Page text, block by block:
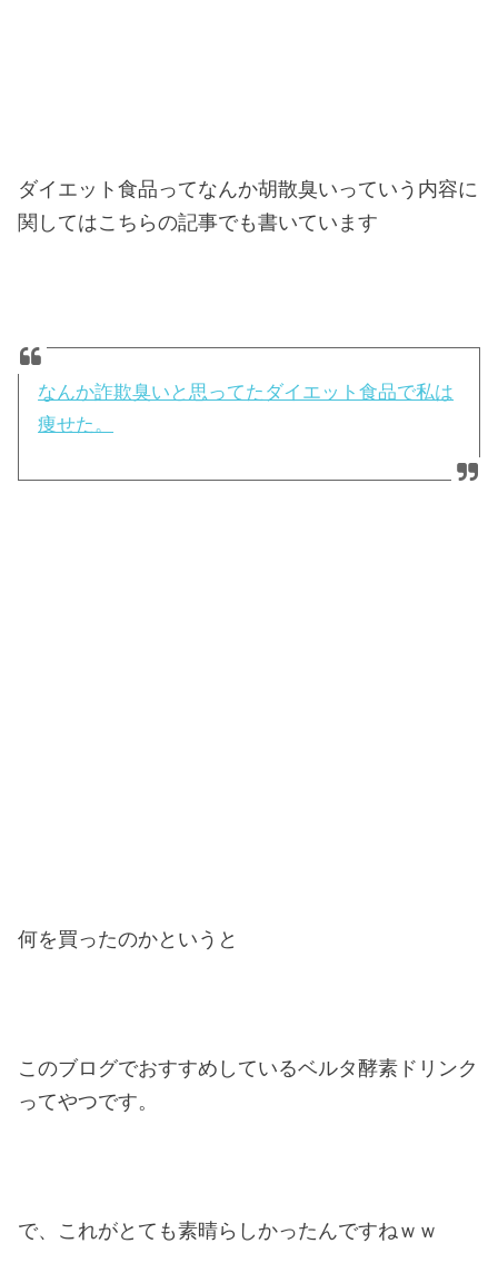
ダイエット食品ってなんか胡散臭いっていう内容に
関してはこちらの記事でも書いています
なんか詐欺臭いと思ってたダイエット食品で私は
痩せた。
何を買ったのかというと
このブログでおすすめしているベルタ酵素ドリンク
ってやつです。
で、これがとても素晴らしかったんですねｗｗ